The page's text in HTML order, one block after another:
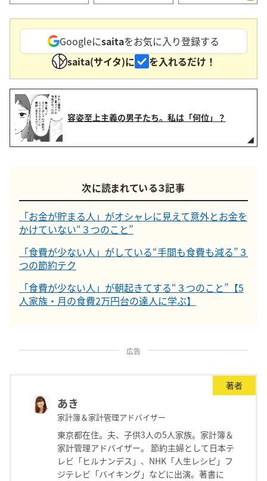
Googleにsaitaをお気に入り登録する
saita(サイタ)に
を入れるだけ！
容姿至上主義の男子たち。私は「何位」？
次に読まれている３記事
「お金が貯まる人」がオシャレに見えて意外とお金を
かけていない“３つのこと”
「食費が少ない人」がしている“手間も食費も減る”３
つの節約テク
「食費が少ない人」が朝起きてする“３つのこと”【5
人家族・月の食費2万円台の達人に学ぶ】
広告
著者
あき
家計簿＆家計管理アドバイザー
東京都在住。夫、子供3人の5人家族。家計簿＆
家計管理アドバイザー。 節約主婦として日本テ
レビ「ヒルナンデス」、NHK「人生レシピ」フ
ジテレビ「バイキング」などに出演。著書に